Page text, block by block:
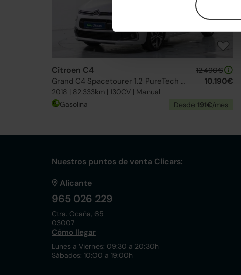
Citroen C4
Grand C4 Spacetourer 1.2 PureTech S&S Rip Curl 130
2018 | 82.333km | 130CV | Manual
12.490€
10.190€
Gasolina Desde 191€/mes
Nuestros puntos de venta Clicars:
Alicante
965 026 229
Ctra. Ocaña, 65
03007
Cómo llegar
Lunes a Viernes: 09:30 a 20:30h
Sábados: 10:00 a 19:00h